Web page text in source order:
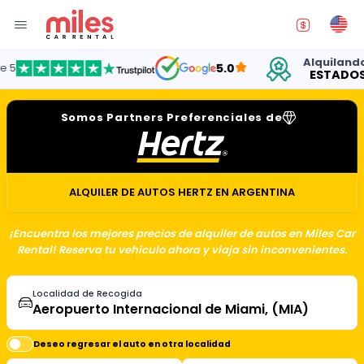
5.0 Alquilando
ESTADOS
Somos Partners Preferenciales de
ALQUILER DE AUTOS HERTZ EN ARGENTINA
¡Encuentra los mejores precios de alquiler de autos en Miles Car
Rental! Reserva tu vehículo ahora y viaja sin inconvenientes.
Localidad de Recogida
Deseo regresar el auto en otra localidad